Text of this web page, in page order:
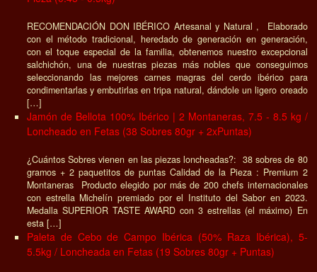
RECOMENDACIÓN DON IBÉRICO Artesanal y Natural , Elaborado
con el método tradicional, heredado de generación en generación,
con el toque especial de la familia, obtenemos nuestro excepcional
salchichón, una de nuestras piezas más nobles que conseguimos
seleccionando las mejores carnes magras del cerdo ibérico para
condimentarlas y embutirlas en tripa natural, dándole un ligero oreado
[…]
Jamón de Bellota 100% Ibérico | 2 Montaneras, 7.5 - 8.5 kg /
Loncheado en Fetas (38 Sobres 80gr + 2xPuntas)
¿Cuántos Sobres vienen en las piezas loncheadas?: 38 sobres de 80
gramos + 2 paquetitos de puntas Calidad de la Pieza : Premium 2
Montaneras Producto elegido por más de 200 chefs internacionales
con estrella Michelín premiado por el Instituto del Sabor en 2023.
Medalla SUPERIOR TASTE AWARD con 3 estrellas (el máximo) En
esta […]
Paleta de Cebo de Campo Ibérica (50% Raza Ibérica), 5-
5.5kg / Loncheada en Fetas (19 Sobres 80gr + Puntas)